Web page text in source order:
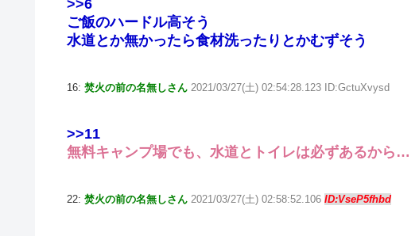
>>6
ご飯のハードル高そう
水道とか無かったら食材洗ったりとかむずそう
16: 焚火の前の名無しさん 2021/03/27(土) 02:54:28.123 ID:GctuXvysd
>>11
無料キャンプ場でも、水道とトイレは必ずあるから…
22: 焚火の前の名無しさん 2021/03/27(土) 02:58:52.106 ID:VseP5fhbd